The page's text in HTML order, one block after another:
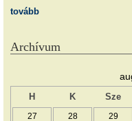
tovább
Archívum
H K Sze
27 28 29